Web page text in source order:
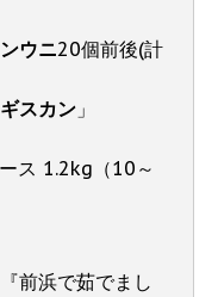
ウニ20個前後(計
スカン 」
ス 1.2kg（10～
前浜で茹でまし